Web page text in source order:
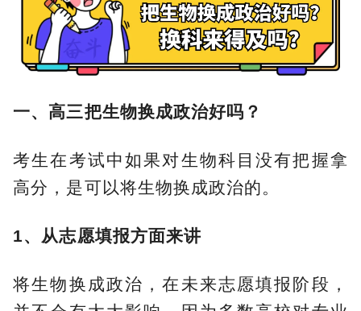
一、高三把生物换成政治好吗？
考生在考试中如果对生物科目没有把握拿
高分，是可以将生物换成政治的。
1、从志愿填报方面来讲
将生物换成政治，在未来志愿填报阶段，